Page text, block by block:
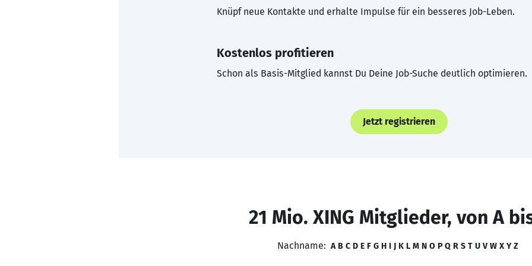
Knüpf neue Kontakte und erhalte Impulse für ein besseres Job-Leben.
Kostenlos profitieren
Schon als Basis-Mitglied kannst Du Deine Job-Suche deutlich optimieren.
Jetzt registrieren
21 Mio. XING Mitglieder, von A
Nachname: A B C D E F G H I J K L M N O P Q R S T U V W X Y Z